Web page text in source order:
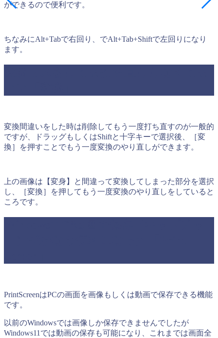
ができるので便利です。
ちなみにAlt+Tabで右回り、でAlt+Tab+Shiftで左回りになり
ます。
変換間違いをした時は削除してもう一度打ち直すのが一般的
ですが、ドラッグもしくはShiftと十字キーで選択後、［変
換］を押すことでもう一度変換のやり直しができます。
上の画像は【変身】と間違って変換してしまった部分を選択
し、［変換］を押してもう一度変換のやり直しをしていると
ころです。
PrintScreenはPCの画面を画像もしくは動画で保存できる機能
です。
以前のWindowsでは画像しか保存できませんでしたが
Windows11では動画の保存も可能になり、これまでは画面全